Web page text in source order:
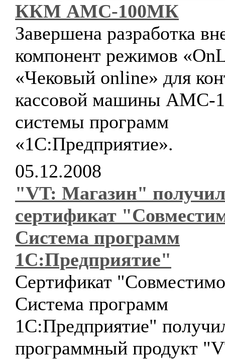
ККМ АМС-100МК
Завершена разработка
компонент режимов
«Чековый online» для
кассовой машины АМС-
системы программ
«1С:Предприятие».
05.12.2008
"VT: Магазин" получил
сертификат
Система программ
1С:Предприятие"
Сертификат
Система программ
1С:Предприятие"
программный продукт